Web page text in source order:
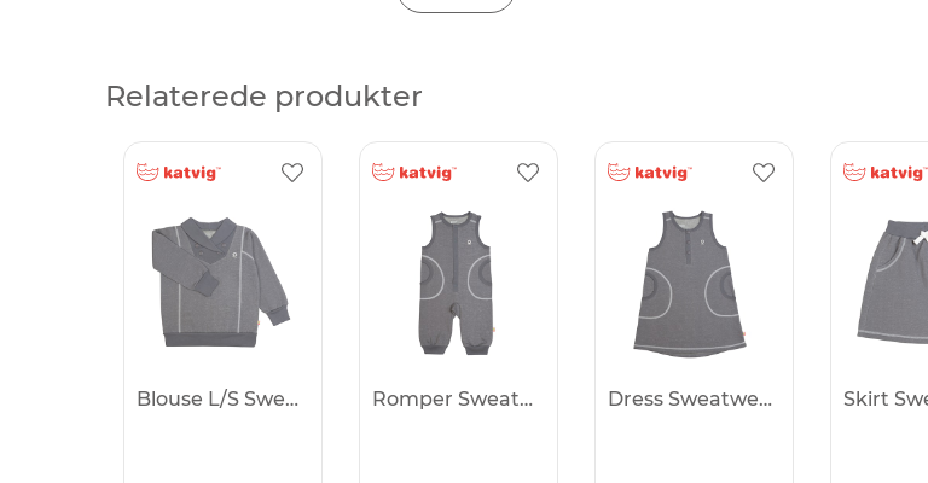
Relaterede produkter
Blouse L/S Sweatwear -50% Romper Sweatwear -50% Dress Sweatwear -50%